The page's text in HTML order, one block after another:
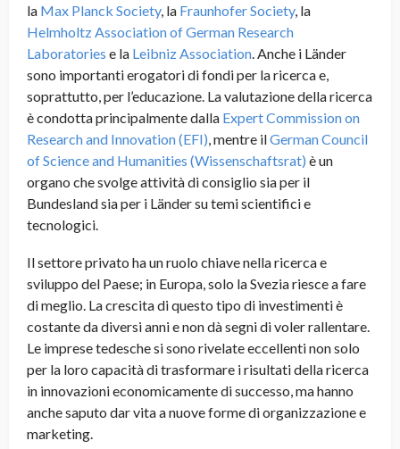
la Max Planck Society, la Fraunhofer Society, la
Helmholtz Association of German Research
Laboratories e la Leibniz Association. Anche i Länder
sono importanti erogatori di fondi per la ricerca e,
soprattutto, per l’educazione. La valutazione della ricerca
è condotta principalmente dalla Expert Commission on
Research and Innovation (EFI), mentre ilGerman Council
of Science and Humanities (Wissenschaftsrat) è un
organo che svolge attività di consiglio sia per il
Bundesland sia per i Länder su temi scientifici e
tecnologici.
Il settore privato ha un ruolo chiave nella ricerca e
sviluppo del Paese; in Europa, solo la Svezia riesce a fare
di meglio. La crescita di questo tipo di investimenti è
costante da diversi anni e non dà segni di voler rallentare.
Le imprese tedesche si sono rivelate eccellenti non solo
per la loro capacità di trasformare i risultati della ricerca
in innovazioni economicamente di successo, ma hanno
anche saputo dar vita a nuove forme di organizzazione e
marketing.